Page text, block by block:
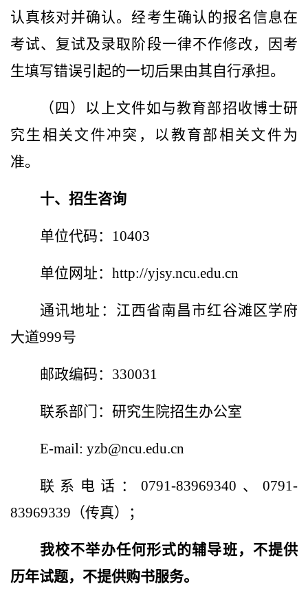
认真核对并确认。经考生确认的报名信息在
考试、复试及录取阶段一律不作修改，因考
生填写错误引起的一切后果由其自行承担。
（四） 以上文件如与教育部招收博士研
究生相关文件冲突，以教育部相关文件为
准。
十、招生咨询
单位代码：10403
单位网址：http://yjsy.ncu.edu.cn
通讯地址：江西省南昌市红谷滩区学府
大道999号
邮政编码：330031
联系部门：研究生院招生办公室
E-mail: yzb@ncu.edu.cn
联系电话：0791-83969340、0791-
83969339（传真）；
我校不举办任何形式的辅导班，不提供
历年试题，不提供购书服务。